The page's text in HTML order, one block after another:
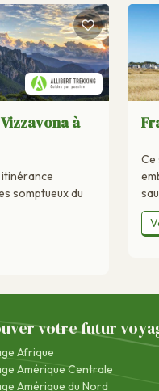
à
somptueux du
Ce
votre futur
Afrique
Amérique Centrale
Amérique du Nord